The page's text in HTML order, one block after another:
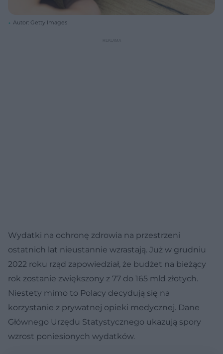
Autor: Getty Images
Wydatki na ochronę zdrowia na przestrzeni
ostatnich lat nieustannie wzrastają. Już w grudniu
2022 roku rząd zapowiedział, że budżet na bieżący
rok zostanie zwiększony z 77 do 165 mld złotych.
Niestety mimo to Polacy decydują się na
korzystanie z prywatnej opieki medycznej. Dane
Głównego Urzędu Statystycznego ukazują spory
wzrost poniesionych wydatków.